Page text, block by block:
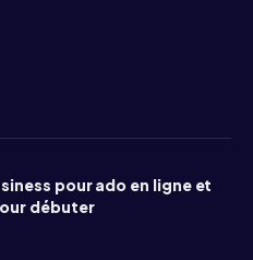
pour ado en ligne et
débuter